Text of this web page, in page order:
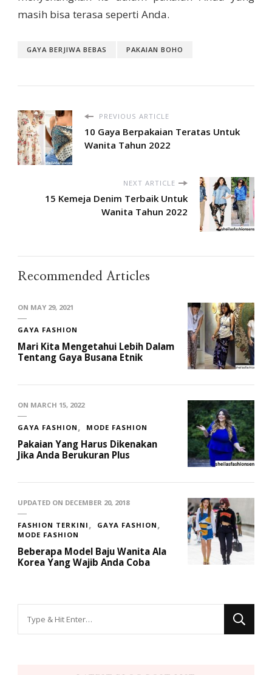
masih bisa terasa seperti Anda.
GAYA BERJIWA BEBAS PAKAIAN BOHO
PREVIOUS ARTICLE
10 Gaya Berpakaian Teratas Untuk
Wanita Tahun 2022
NEXT ARTICLE
15 Kemeja Denim Terbaik Untuk
Wanita Tahun 2022
Recommended Articles
ON MAY 29, 2021
GAYA FASHION
Mari Kita Mengetahui Lebih Dalam
Tentang Gaya Busana Etnik
ON MARCH 15, 2022
GAYA FASHION MODE FASHION
Pakaian Yang Harus Dikenakan
Jika Anda Berukuran Plus
UPDATED ON DECEMBER 20, 2018
FASHION TERKINI
GAYA FASHION
MODE FASHION
Beberapa Model Baju Wanita Ala
Korea Yang Wajib Anda Coba